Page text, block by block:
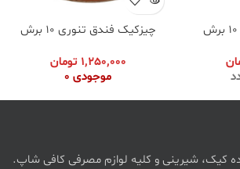
چیزکیک فندق تنوری ۱۰ برش
1,250,000 تومان
موجودی 0
کیک، شیرینی و کلیه لوازم مصرفی کافی شاپ.